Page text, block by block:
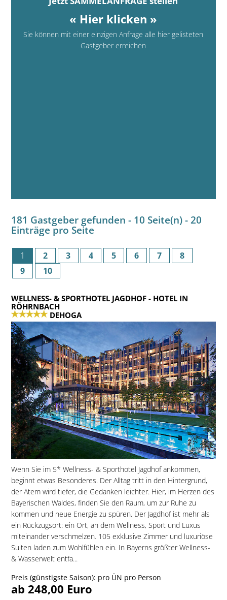
« Hier klicken »
Sie können mit einer einzigen Anfrage alle hier gelisteten
Gastgeber erreichen
181 Gastgeber gefunden - 10 Seite(n) - 20
Einträge pro Seite
1 2 3 4 5 6 7
8
9
10
WELLNESS- & SPORTHOTEL JAGDHOF- HOTEL IN
RÖHRNBACH
DEHOGA
Wenn Sie im 5* Wellness- & Sporthotel Jagdhof ankommen,
beginnt etwas Besonderes. Der Alltag tritt in den Hintergrund,
der Atem wird tiefer, die Gedanken leichter. Hier, im Herzen des
Bayerischen Waldes, finden Sie den Raum, um zur Ruhe zu
kommen und neue Energie zu spüren. Der Jagdhof ist mehr als
ein Rückzugsort: ein Ort, an dem Wellness, Sport und Luxus
miteinander verschmelzen. 105 exklusive Zimmer und luxuriöse
Suiten laden zum Wohlfühlen ein. In Bayerns größter Wellness-
& Wasserwelt entfa...
Preis (günstigste Saison): pro ÜN pro Person
ab 248,00 Euro